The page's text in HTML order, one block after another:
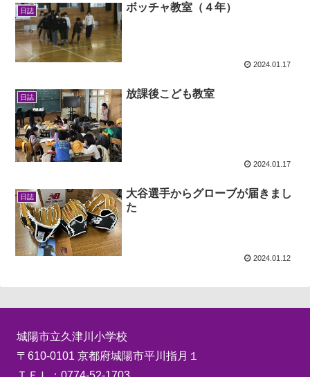
日誌 ボッチャ教室（４年）
2024.01.17
日誌 放課後こども教室
2024.01.17
日誌
大谷選手からグローブが届きまし
た
2024.01.12
城陽市立久津川小学校
〒610-0101 京都府城陽市平川指月１